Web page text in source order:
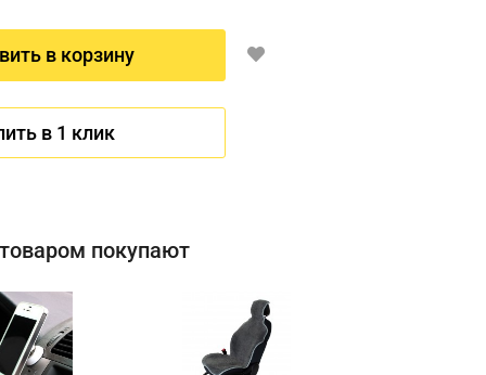
в корзину
в 1 клик
покупают